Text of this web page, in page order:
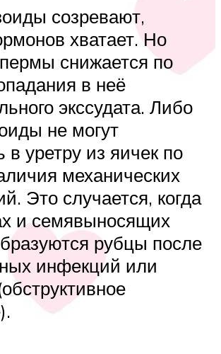
созревают,
хватает. Но
снижается по
в неё
экссудата. Либо
не могут
в уретру из яичек по
механических
Это случается, когда
и семявыносящих
рубцы после
инфекций или